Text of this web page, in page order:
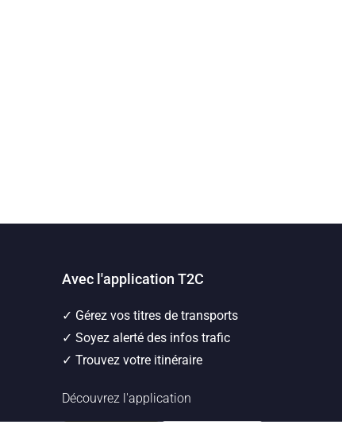
Avec l'application T2C
✓ Gérez vos titres de transports
✓ Soyez alerté des infos trafic
✓ Trouvez votre itinéraire
Découvrez l'application